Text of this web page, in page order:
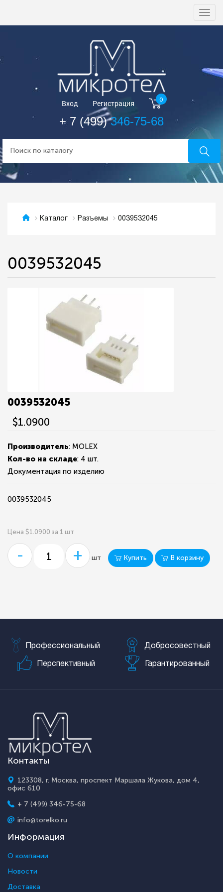
Вход Регистрация 0
+ 7 (499)346-75-68
Каталог Разъемы 0039532045
0039532045
0039532045
$1.0900
Производитель: MOLEX
Кол-во на складе: 4 шт.
Документация по изделию
0039532045
Цена $1.0900 за 1 шт
- + шт Купить В корзину
Профессиональный Добросовестный
Перспективный Гарантированный
Контакты
123308, г. Москва, проспект Маршала Жукова, дом 4,
офис 610
+ 7 (499) 346-75-68
info@torelko.ru
Информация
О компании
Новости
Доставка